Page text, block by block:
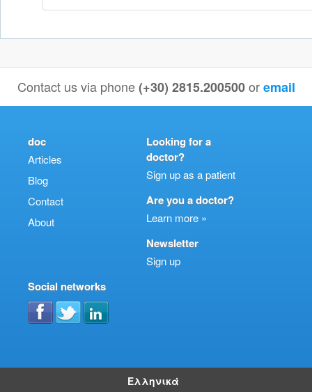
Contact us via phone(+30) 2815.200500 oremail
doc
Articles
Blog
Contact
About
Looking for a
doctor?
Sign up as a patient
Are you a doctor?
Learn more »
Newsletter
Sign up
Social networks
Ελληνικά